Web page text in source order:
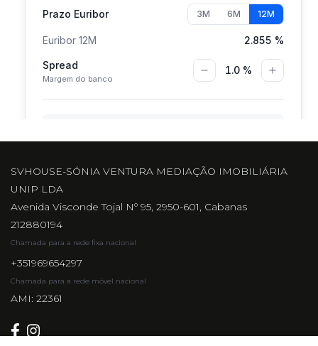
SVHOUSE-SÓNIA VENTURA MEDIAÇÃO IMOBILIÁRIA
UNIP LDA
Avenida Visconde Tojal Nº 95, 2950-601, Cabanas
212880194
Chamada para a rede fixa nacional
+351969654297
Chamada para a rede móvel nacional
AMI: 22361